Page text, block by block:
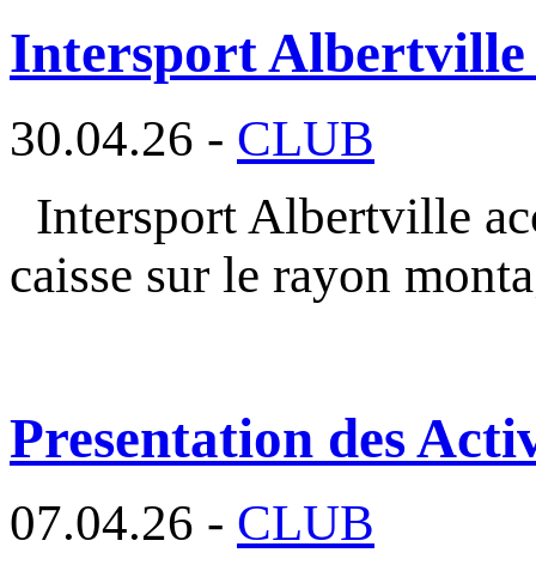
Intersport Albertville
30.04.26 - CLUB
Intersport Albertville
caisse sur le rayon
Presentation des
07.04.26 - CLUB